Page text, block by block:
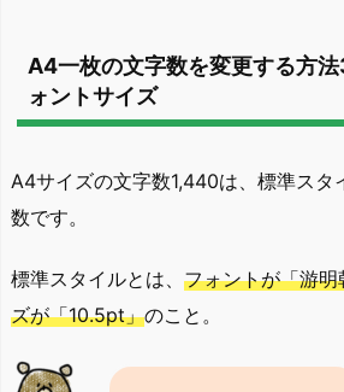
A4一枚の文字数を変更する方
ォントサイズ
A4サイズの文字数1,440は、標準スタ
数です。
標準スタイルとは、 フォントが「游
ズが「10.5pt」のこと。